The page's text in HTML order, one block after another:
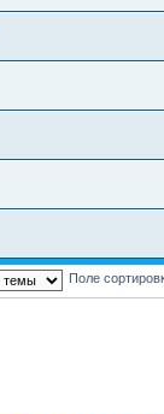
Поле